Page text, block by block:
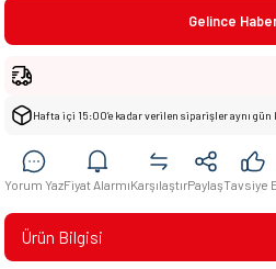
Gelince
Hafta içi 15:00’e kadar verilen siparişler aynı gün
Yorum YazFiyat AlarmıKarşılaştırPaylaşTavsiye
Ürün Bilgisi